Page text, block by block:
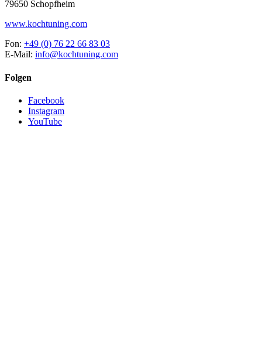
79650 Schopfheim
www.kochtuning.com
Fon: +49 (0) 76 22 66 83 03
E-Mail: info@kochtuning.com
Folgen
Facebook
Instagram
YouTube